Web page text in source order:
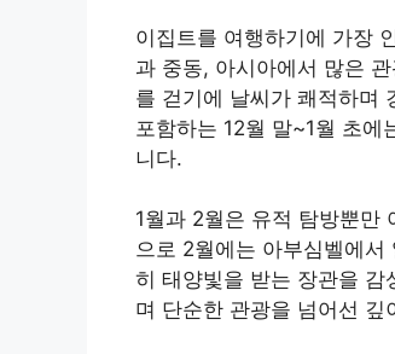
이집트를 여행하기에 가장
과 중동, 아시아에서 많은
를 걷기에 날씨가 쾌적하며
포함하는 12월 말~1월 초에
니다.
1월과 2월은 유적 탐방뿐만
으로 2월에는 아부심벨에서
히 태양빛을 받는 장관을 감
며 단순한 관광을 넘어선